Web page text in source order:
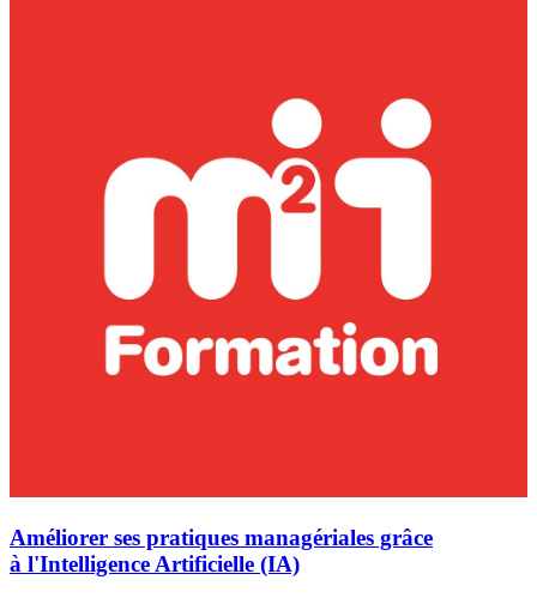
Améliorer ses pratiques managériales grâce
à l'Intelligence Artificielle (IA)